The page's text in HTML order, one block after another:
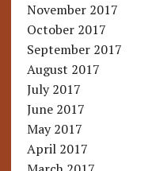
November 2017
October 2017
September 2017
August 2017
July 2017
June 2017
May 2017
April 2017